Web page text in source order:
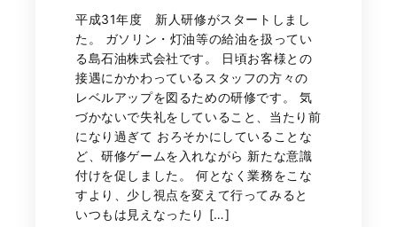
平成31年度 新人研修がスタートしまし
た。 ガソリン・灯油等の給油を扱ってい
る島石油株式会社です。 日頃お客様との
接遇にかかわっているスタッフの方々の
レベルアップを図るための研修です。 気
づかないで失礼をしていること、当たり前
になり過ぎて おろそかにしていることな
ど、研修ゲームを入れながら 新たな意識
付けを促しました。 何となく業務をこな
すより、少し視点を変えて行ってみると
いつもは見えなったり […]